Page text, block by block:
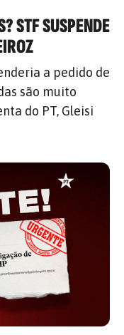
STF SUSPENDE
a pedido de
são muito
do PT, Gleisi